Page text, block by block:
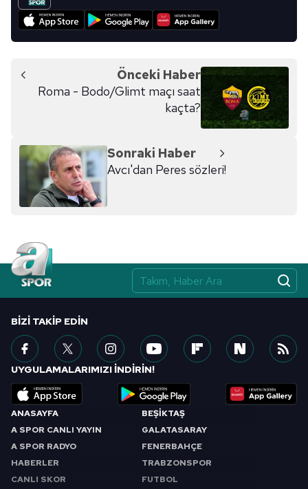
Önceki Haber
Roma - Bodo/Glimt maçı saat
kaçta?
Sonraki Haber
Avcı'dan Peres sözleri!
ANASAYFA
A SPOR CANLI YAYIN
A SPOR RADYO
HABERLER
CANLI SKOR
BEŞİKTAŞ
GALATASARAY
FENERBAHÇE
TRABZONSPOR
FUTBOL
BIZI TAKIP EDIN
UYGULAMALARIMIZI İNDİRİN!